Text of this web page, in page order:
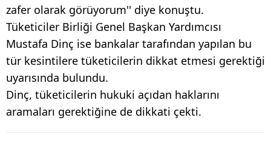
zafer olarak görüyorum'' diye konuştu.
Tüketiciler Birliği Genel Başkan Yardımcısı
Mustafa Dinç ise bankalar tarafından yapılan bu
tür kesintilere tüketicilerin dikkat etmesi gerektiği
uyarısında bulundu.
Dinç, tüketicilerin hukuki açıdan haklarını
aramaları gerektiğine de dikkati çekti.